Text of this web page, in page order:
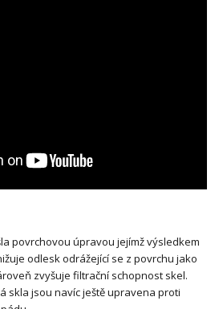
povrchovou úpravou jejímž výsledkem
odlesk odrážející se z povrchu jako
zvyšuje filtrační schopnost skel.
skla jsou navíc ještě upravena proti